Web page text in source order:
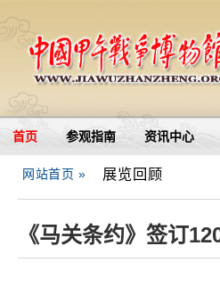
首页 参观指南 资讯中心
网站首页 » 展览回顾
《马关条约》签订